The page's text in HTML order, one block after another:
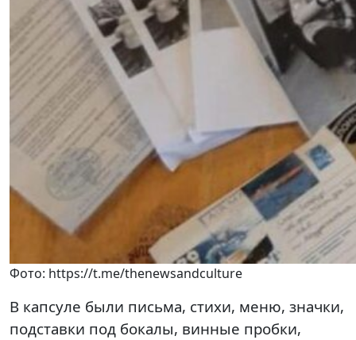
Фото: https://t.me/thenewsandculture
В капсуле были письма, стихи, меню, значки,
подставки под бокалы, винные пробки,